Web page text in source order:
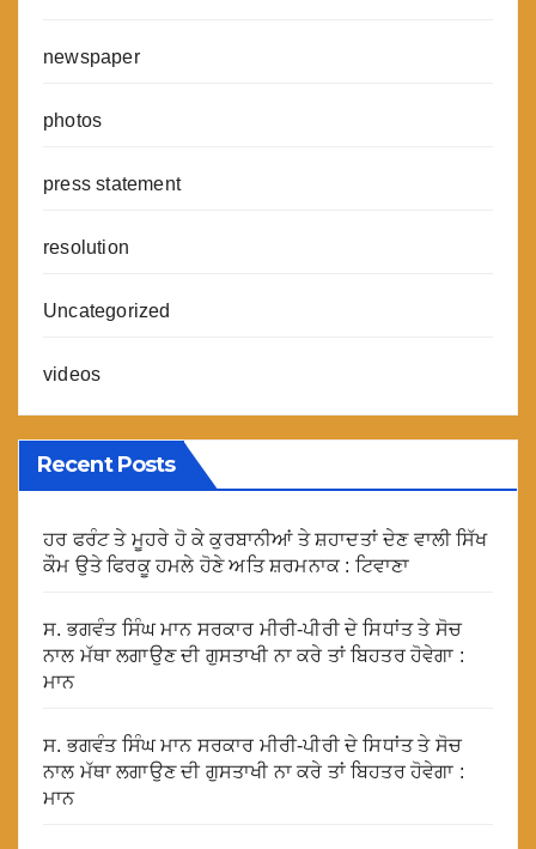
newspaper
photos
press statement
resolution
Uncategorized
videos
Recent Posts
ਹਰ ਫਰੰਟ ਤੇ ਮੂਹਰੇ ਹੋ ਕੇ ਕੁਰਬਾਨੀਆਂ ਤੇ ਸ਼ਹਾਦਤਾਂ ਦੇਣ ਵਾਲੀ ਸਿੱਖ
ਕੌਮ ਉਤੇ ਫਿਰਕੂ ਹਮਲੇ ਹੋਣੇ ਅਤਿ ਸ਼ਰਮਨਾਕ : ਟਿਵਾਣਾ
ਸ. ਭਗਵੰਤ ਸਿੰਘ ਮਾਨ ਸਰਕਾਰ ਮੀਰੀ-ਪੀਰੀ ਦੇ ਸਿਧਾਂਤ ਤੇ ਸੋਚ
ਨਾਲ ਮੱਥਾ ਲਗਾਉਣ ਦੀ ਗੁਸਤਾਖੀ ਨਾ ਕਰੇ ਤਾਂ ਬਿਹਤਰ ਹੋਵੇਗਾ :
ਮਾਨ
ਸ. ਭਗਵੰਤ ਸਿੰਘ ਮਾਨ ਸਰਕਾਰ ਮੀਰੀ-ਪੀਰੀ ਦੇ ਸਿਧਾਂਤ ਤੇ ਸੋਚ
ਨਾਲ ਮੱਥਾ ਲਗਾਉਣ ਦੀ ਗੁਸਤਾਖੀ ਨਾ ਕਰੇ ਤਾਂ ਬਿਹਤਰ ਹੋਵੇਗਾ :
ਮਾਨ